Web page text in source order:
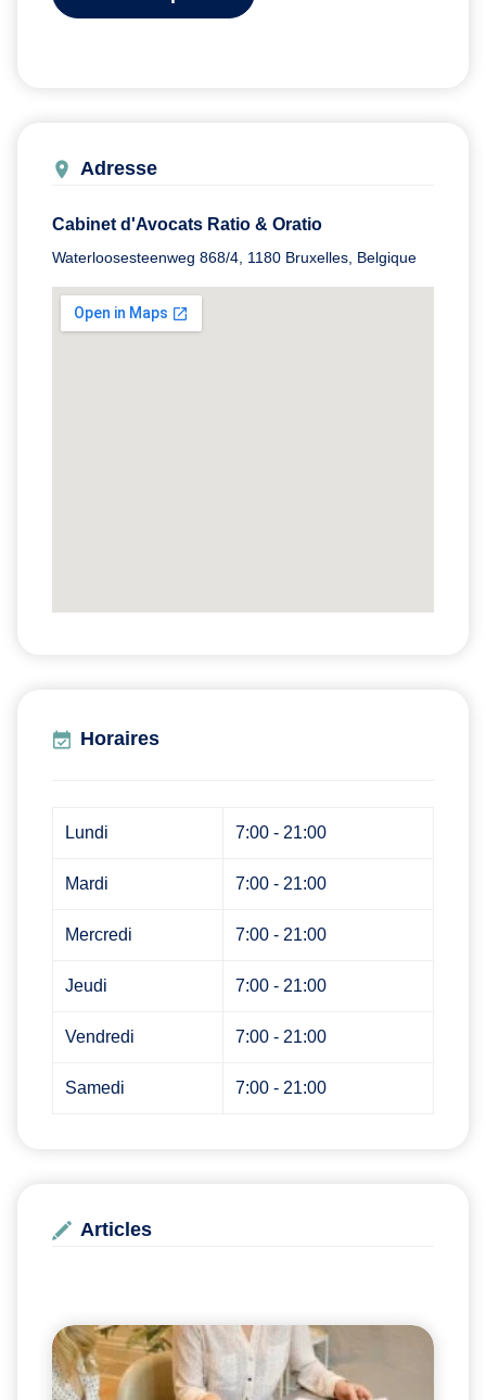
Adresse
Cabinet d'Avocats Ratio & Oratio
Waterloosesteenweg 868/4, 1180 Bruxelles, Belgique
Horaires
Lundi 7:00 - 21:00
Mardi 7:00 - 21:00
Mercredi 7:00 - 21:00
Jeudi 7:00 - 21:00
Vendredi 7:00 - 21:00
Samedi 7:00 - 21:00
Articles